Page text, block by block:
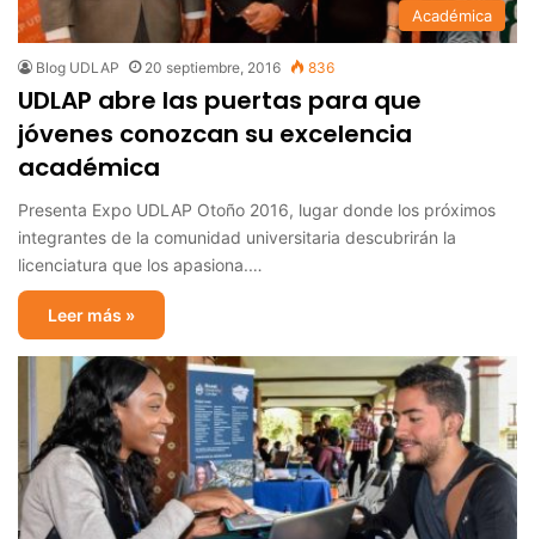
Académica
Blog UDLAP 20 septiembre, 2016 836
UDLAP abre las puertas para que
jóvenes conozcan su excelencia
académica
Presenta Expo UDLAP Otoño 2016, lugar donde los próximos
integrantes de la comunidad universitaria descubrirán la
licenciatura que los apasiona.…
Leer más »